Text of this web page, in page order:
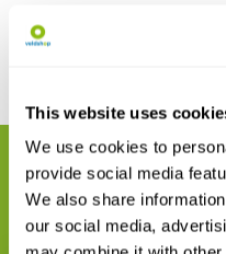
This website uses
We use cookies to
provide social media
We also share
our social media,
Reviews
GERELATEERDE
Maak uw bestelling